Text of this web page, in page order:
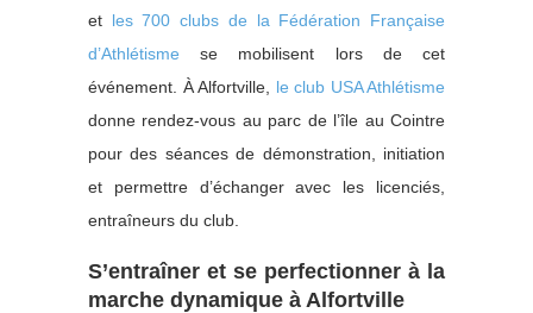
et les 700 clubs de la Fédération Française
d’Athlétisme se mobilisent lors de cet
événement. À Alfortville, le club USA Athlétisme
donne rendez-vous au parc de l’île au Cointre
pour des séances de démonstration, initiation
et permettre d’échanger avec les licenciés,
entraîneurs du club.
S’entraîner et se perfectionner à la
marche dynamique à Alfortville